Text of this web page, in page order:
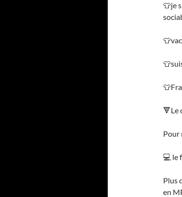
👕je
🔻Le
Pour
💻 le
Plus
en